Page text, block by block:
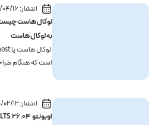
انتشار:
به لوکال هاست
است که هنگام
انتشار:۱۴۰۵/